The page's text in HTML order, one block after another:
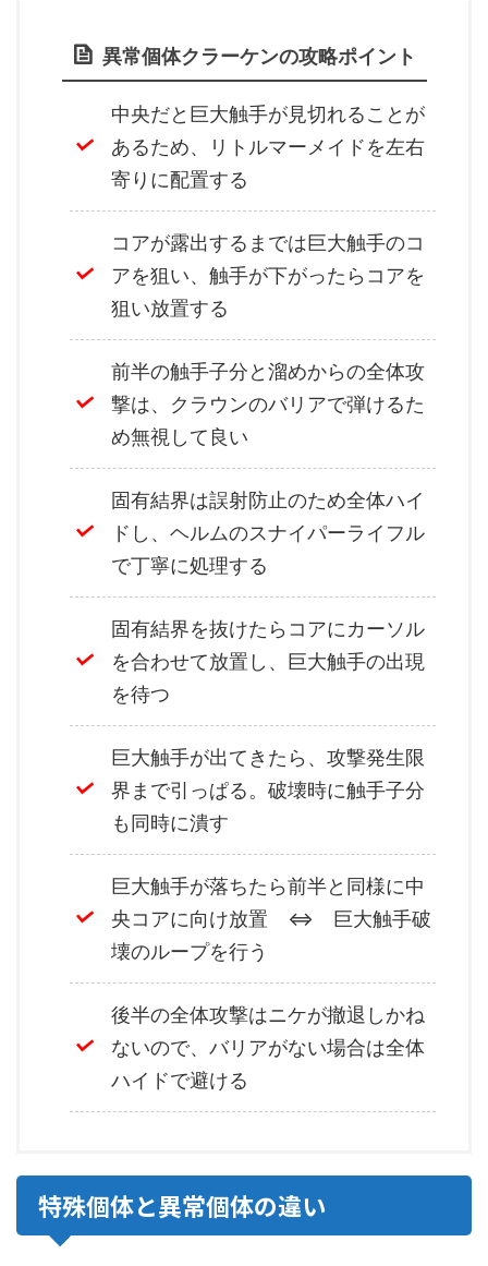
異常個体クラーケンの攻略ポイント
中央だと巨大触手が見切れることが
あるため、リトルマーメイドを左右
寄りに配置する
コアが露出するまでは巨大触手のコ
アを狙い、触手が下がったらコアを
狙い放置する
前半の触手子分と溜めからの全体攻
撃は、クラウンのバリアで弾けるた
め無視して良い
固有結界は誤射防止のため全体ハイ
ドし、ヘルムのスナイパーライフル
で丁寧に処理する
固有結界を抜けたらコアにカーソル
を合わせて放置し、巨大触手の出現
を待つ
巨大触手が出てきたら、攻撃発生限
界まで引っぱる。破壊時に触手子分
も同時に潰す
巨大触手が落ちたら前半と同様に中
央コアに向け放置 ⇔ 巨大触手破
壊のループを行う
後半の全体攻撃はニケが撤退しかね
ないので、バリアがない場合は全体
ハイドで避ける
特殊個体と異常個体の違い